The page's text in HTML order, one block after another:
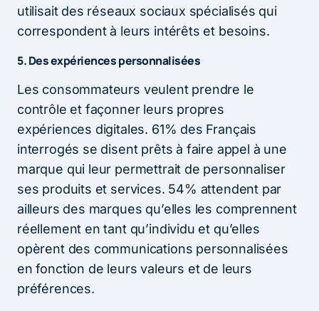
utilisait des réseaux sociaux spécialisés qui
correspondent à leurs intérêts et besoins.
5. Des expériences personnalisées
Les consommateurs veulent prendre le
contrôle et façonner leurs propres
expériences digitales. 61% des Français
interrogés se disent prêts à faire appel à une
marque qui leur permettrait de personnaliser
ses produits et services. 54% attendent par
ailleurs des marques qu’elles les comprennent
réellement en tant qu’individu et qu’elles
opèrent des communications personnalisées
en fonction de leurs valeurs et de leurs
préférences.